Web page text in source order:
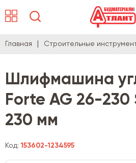
Главная Строительные
Шлифмашина
Forte AG 26-230
230 мм
Код:153602-1234595